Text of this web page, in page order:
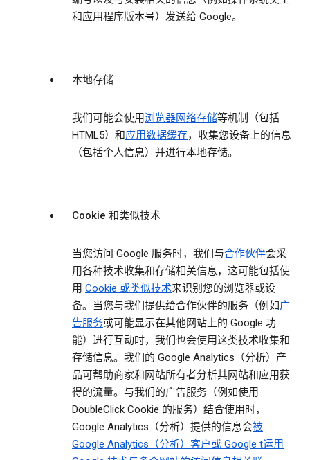
和应用程序版本号）发送给 Google。
本地存储
我们可能会使用浏览器网络存储等机制（包括
HTML5）和应用数据缓存，收集您设备上的信息
（包括个人信息）并进行本地存储。
Cookie 和类似技术
当您访问 Google 服务时，我们与合作伙伴会采
用各种技术收集和存储相关信息，这可能包括使
用 Cookie 或类似技术来识别您的浏览器或设
备。当您与我们提供给合作伙伴的服务（例如广
告服务或可能显示在其他网站上的 Google 功
能）进行互动时，我们也会使用这类技术收集和
存储信息。我们的 Google Analytics（分析）产
品可帮助商家和网站所有者分析其网站和应用获
得的流量。与我们的广告服务（例如使用
DoubleClick Cookie 的服务）结合使用时，
Google Analytics（分析）提供的信息会被
Google Analytics（分析）客户或 Google t运用